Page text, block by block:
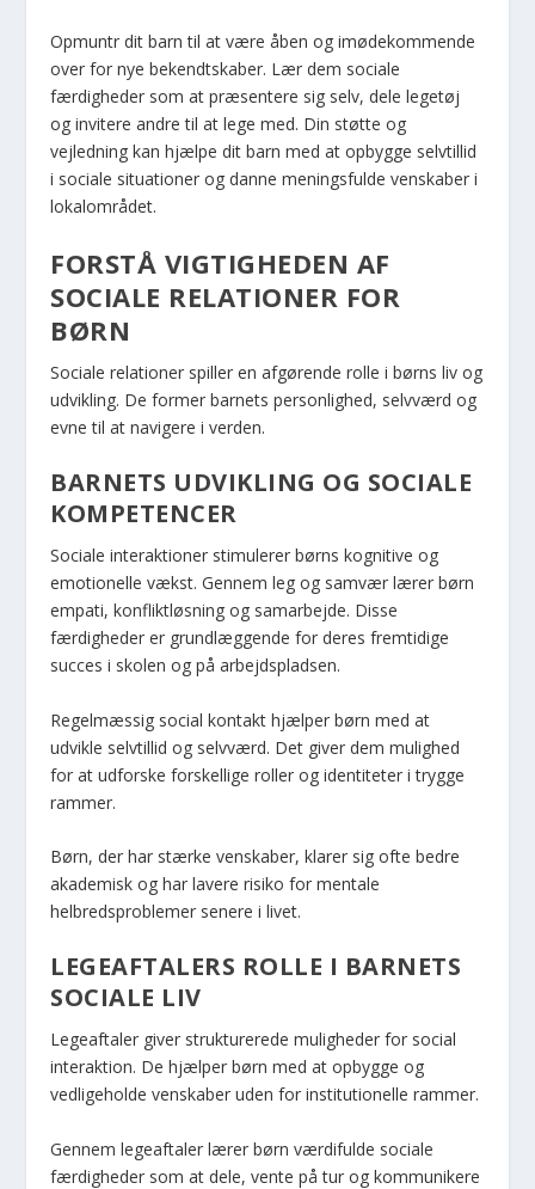
Opmuntr dit barn til at være åben og imødekommende
over for nye bekendtskaber. Lær dem sociale
færdigheder som at præsentere sig selv, dele legetøj
og invitere andre til at lege med. Din støtte og
vejledning kan hjælpe dit barn med at opbygge selvtillid
i sociale situationer og danne meningsfulde venskaber i
lokalområdet.
FORSTÅ VIGTIGHEDEN AF
SOCIALE RELATIONER FOR
BØRN
Sociale relationer spiller en afgørende rolle i børns liv og
udvikling. De former barnets personlighed, selvværd og
evne til at navigere i verden.
BARNETS UDVIKLING OG SOCIALE
KOMPETENCER
Sociale interaktioner stimulerer børns kognitive og
emotionelle vækst. Gennem leg og samvær lærer børn
empati, konfliktløsning og samarbejde. Disse
færdigheder er grundlæggende for deres fremtidige
succes i skolen og på arbejdspladsen.
Regelmæssig social kontakt hjælper børn med at
udvikle selvtillid og selvværd. Det giver dem mulighed
for at udforske forskellige roller og identiteter i trygge
rammer.
Børn, der har stærke venskaber, klarer sig ofte bedre
akademisk og har lavere risiko for mentale
helbredsproblemer senere i livet.
LEGEAFTALERS ROLLE I BARNETS
SOCIALE LIV
Legeaftaler giver strukturerede muligheder for social
interaktion. De hjælper børn med at opbygge og
vedligeholde venskaber uden for institutionelle rammer.
Gennem legeaftaler lærer børn værdifulde sociale
færdigheder som at dele, vente på tur og kommunikere